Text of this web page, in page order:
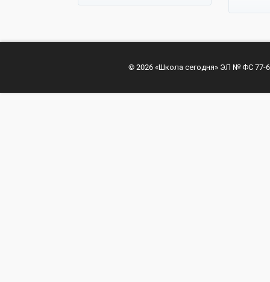
© 2026 «Школа сегодня» ЭЛ № ФС 77-